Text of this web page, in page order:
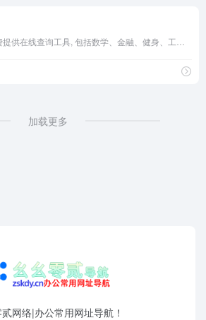
加载更多
网络|办公常用网址导航！